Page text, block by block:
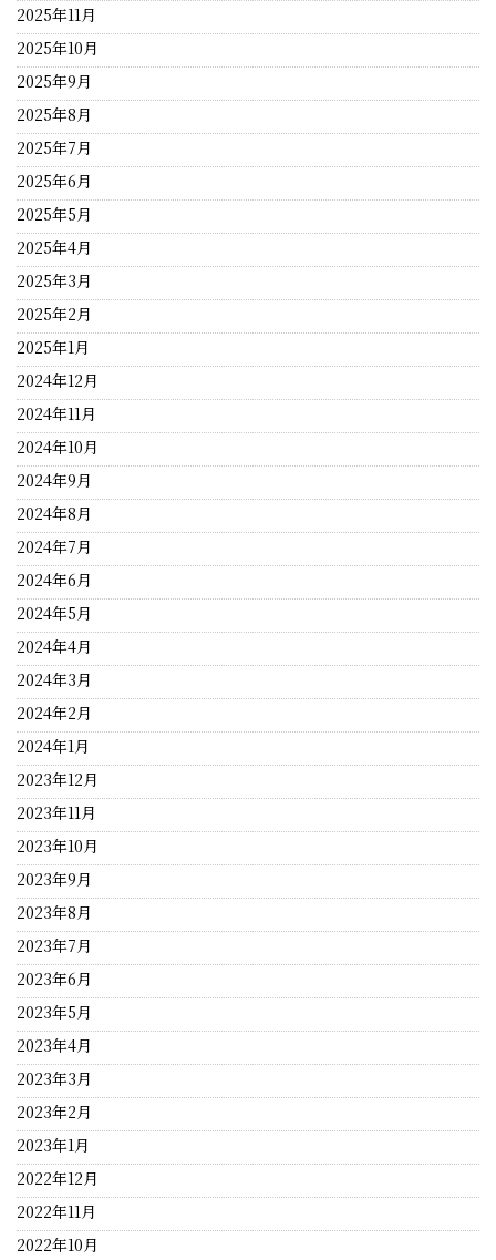
2025年11月
2025年10月
2025年9月
2025年8月
2025年7月
2025年6月
2025年5月
2025年4月
2025年3月
2025年2月
2025年1月
2024年12月
2024年11月
2024年10月
2024年9月
2024年8月
2024年7月
2024年6月
2024年5月
2024年4月
2024年3月
2024年2月
2024年1月
2023年12月
2023年11月
2023年10月
2023年9月
2023年8月
2023年7月
2023年6月
2023年5月
2023年4月
2023年3月
2023年2月
2023年1月
2022年12月
2022年11月
2022年10月